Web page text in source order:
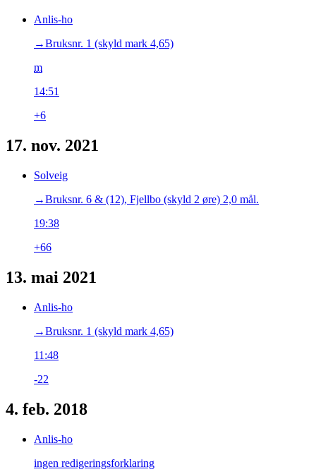
Anlis-ho
→‎Bruksnr. 1 (skyld mark 4,65)
m
14:51
+6
17. nov. 2021
Solveig
→‎Bruksnr. 6 & (12), Fjellbo (skyld 2 øre) 2,0 mål.
19:38
+66
13. mai 2021
Anlis-ho
→‎Bruksnr. 1 (skyld mark 4,65)
11:48
-22
4. feb. 2018
Anlis-ho
ingen redigeringsforklaring